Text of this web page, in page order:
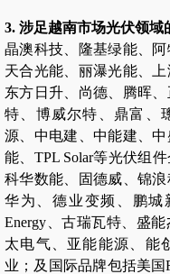
3. 涉足越南市场光伏领域
晶澳科技、隆基绿能、阿
天合光能、丽瀑光能、上
东方日升、尚德、腾晖
特、博威尔特、鼎富、
源、中电建、中能建、
能、TPL Solar等光伏组件
科华数能、固德威、锦浪
华为、德业变频、鹏城
Energy、古瑞瓦特、盛
太电气、亚能能源、能
业；及国际品牌包括美国